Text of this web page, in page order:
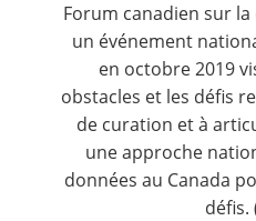
Forum canadien sur
un événement
en octobre 2019
obstacles et les défis
de curation et à
une approche
données au Canada
défis.